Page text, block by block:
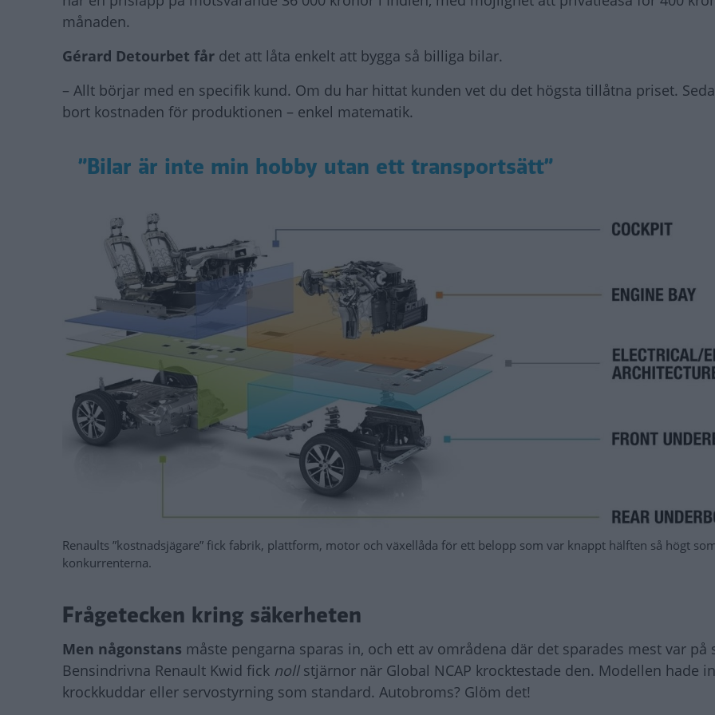
månaden.
Gérard Detourbet får det att låta enkelt att bygga så billiga bilar.
– Allt börjar med en specifik kund. Om du har hittat kunden vet du det högsta tillåtna priset.
bort kostnaden för produktionen – enkel matematik.
”Bilar är inte min hobby utan ett transportsätt”
Renaults ”kostnadsjägare” fick fabrik, plattform, motor och växellåda för ett belopp som var knappt hälften så högt
konkurrenterna.
Frågetecken kring säkerheten
Men någonstans måste pengarna sparas in, och ett av områdena där det sparades mest var på
Bensindrivna Renault Kwid fick nollstjärnor när Global NCAP krocktestade den. Modellen hade
krockkuddar eller servostyrning som standard. Autobroms? Glöm det!